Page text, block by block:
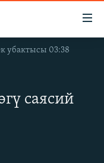
убактысы 03:38
саясий